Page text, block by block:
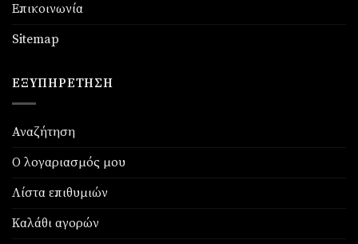
Επικοινωνία
Sitemap
ΕΞΥΠΗΡΈΤΗΣΗ
Αναζήτηση
Ο λογαριασμός μου
Λίστα επιθυμιών
Καλάθι αγορών